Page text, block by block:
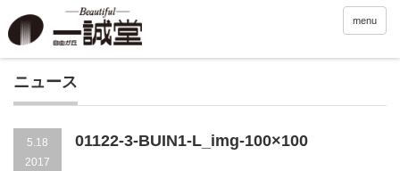
menu
ニュース
5.18
2017
01122-3-BUIN1-L_img-100×100